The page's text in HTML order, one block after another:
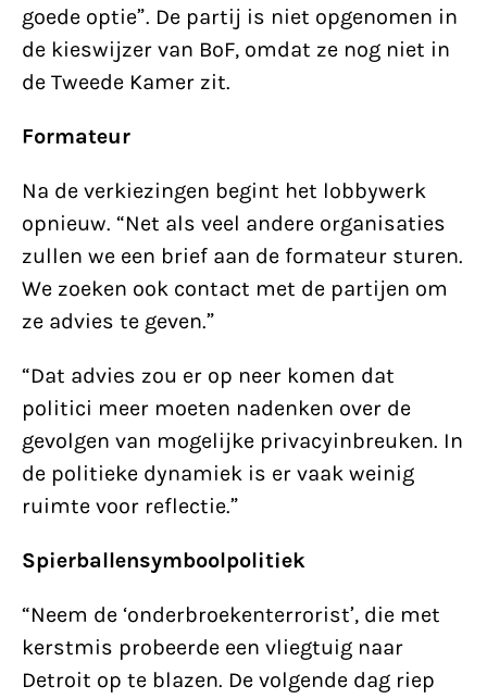
goede optie”. De partij is niet opgenomen in
de kieswijzer van BoF, omdat ze nog niet in
de Tweede Kamer zit.
Formateur
Na de verkiezingen begint het lobbywerk
opnieuw. “Net als veel andere organisaties
zullen we een brief aan de formateur sturen.
We zoeken ook contact met de partijen om
ze advies te geven.”
“Dat advies zou er op neer komen dat
politici meer moeten nadenken over de
gevolgen van mogelijke privacyinbreuken. In
de politieke dynamiek is er vaak weinig
ruimte voor reflectie.”
Spierballensymboolpolitiek
“Neem de ‘onderbroekenterrorist’, die met
kerstmis probeerde een vliegtuig naar
Detroit op te blazen. De volgende dag riep